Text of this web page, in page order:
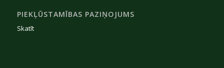
PIEKĻŪSTAMĪBAS PAZIŅOJUMS
Skatīt